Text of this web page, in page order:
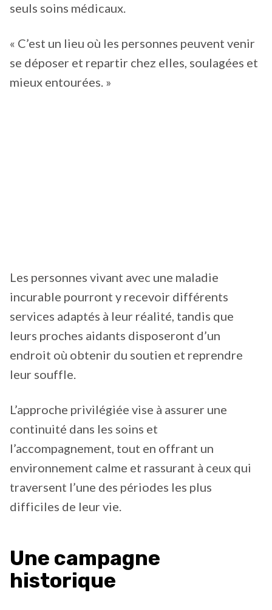
seuls soins médicaux.
« C’est un lieu où les personnes peuvent venir
se déposer et repartir chez elles, soulagées et
mieux entourées. »
Les personnes vivant avec une maladie
incurable pourront y recevoir différents
services adaptés à leur réalité, tandis que
leurs proches aidants disposeront d’un
endroit où obtenir du soutien et reprendre
leur souffle.
L’approche privilégiée vise à assurer une
continuité dans les soins et
l’accompagnement, tout en offrant un
environnement calme et rassurant à ceux qui
traversent l’une des périodes les plus
difficiles de leur vie.
Une campagne
historique